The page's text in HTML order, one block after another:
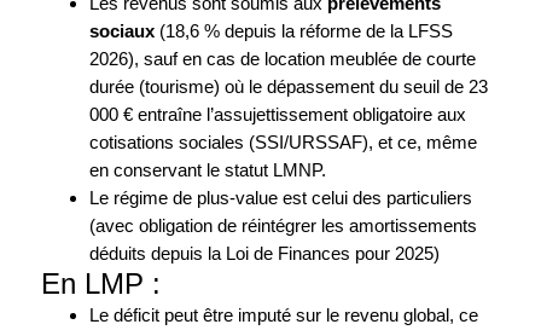
sociaux (18,6 % depuis la réforme de la LFSS
2026), sauf en cas de location meublée de courte
durée (tourisme) où le dépassement du seuil de 23
000 € entraîne l’assujettissement obligatoire aux
cotisations sociales (SSI/URSSAF), et ce, même
en conservant le statut LMNP.
Le régime de plus-value est celui des particuliers
(avec obligation de réintégrer les amortissements
déduits depuis la Loi de Finances pour 2025)
En LMP :
Le déficit peut être imputé sur le revenu global, ce